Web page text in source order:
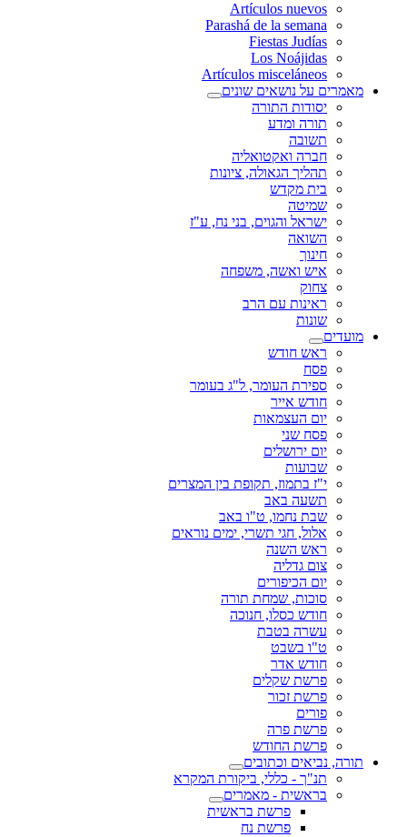
Artículos nuevos
Parashá de la semana
Fiestas Judías
Los Noájidas
Artículos misceláneos
מאמרים על נושאים שונים
יסודות התורה
תורה ומדע
תשובה
חברה ואקטואליה
תהליך הגאולה, ציונות
בית מקדש
שמיטה
ישראל והגוים, בני נח, ע"ז
השואה
חינוך
איש ואשה, משפחה
צחוק
ראינות עם הרב
שונות
מועדים
ראש חודש
פסח
ספירת העומר, ל"ג בעומר
חודש אייר
יום העצמאות
פסח שני
יום ירושלים
שבועות
י"ז בתמוז, תקופת בין המצרים
תשעה באב
שבת נחמו, ט"ו באב
אלול, חגי תשרי, ימים נוראים
ראש השנה
צום גדליה
יום הכיפורים
סוכות, שמחת תורה
חודש כסלו, חנוכה
עשרה בטבת
ט"ו בשבט
חודש אדר
פרשת שקלים
פרשת זכור
פורים
פרשת פרה
פרשת החודש
תורה, נביאים וכתובים
תנ"ך - כללי, ביקורת המקרא
בראשית - מאמרים
פרשת בראשית
פרשת נח